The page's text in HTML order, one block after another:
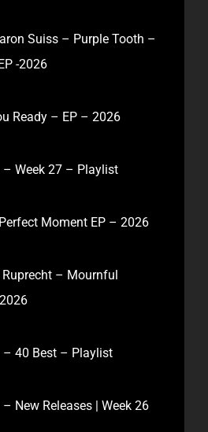
Suiss – Purple Tooth –
-2026
Ready – EP – 2026
– Week 27 – Playlist
Moment EP – 2026
Ruprecht – Mournful
– 40 Best – Playlist
New Releases | Week 26